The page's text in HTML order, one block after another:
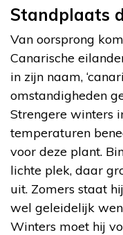
Standplaats
Van oorsprong
Canarische
in zijn naam,
omstandigheden
Strengere winters
temperaturen
voor deze plant.
lichte plek, daar
uit. Zomers staat
wel geleidelijk
Winters moet hij